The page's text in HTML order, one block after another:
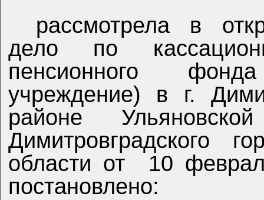
рассмотрела в
дело по
пенсионного
учреждение) в г.
районе
Димитровградского
области от
10
постановлено: